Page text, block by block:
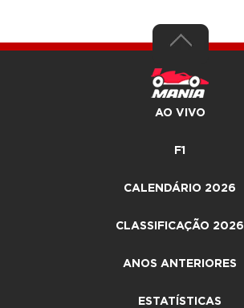
AO VIVO
F1
CALENDÁRIO 2026
CLASSIFICAÇÃO 2026
ANOS ANTERIORES
ESTATÍSTICAS